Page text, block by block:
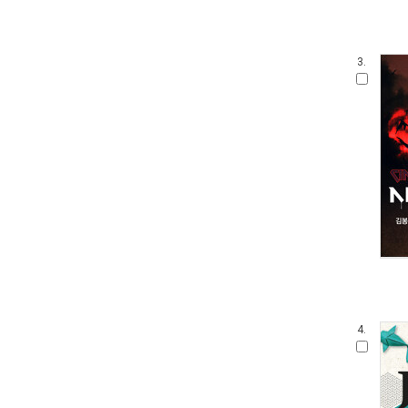
3.
4.